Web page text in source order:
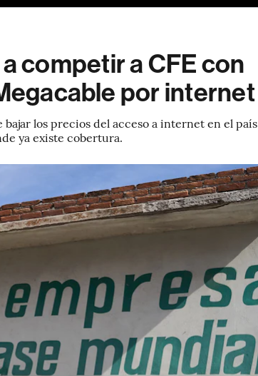
competir a CFE con
por internet
los precios del acceso a internet en el país
ya existe cobertura.